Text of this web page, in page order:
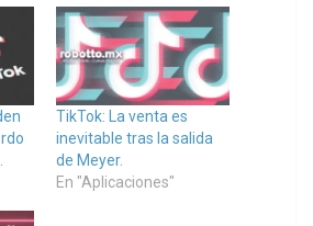
TikTok: La venta es
inevitable tras la salida
de Meyer.
En "Aplicaciones"